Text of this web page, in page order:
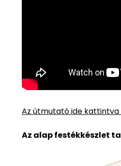
Az útmutató ide kattintva
Az alap festékkészlet